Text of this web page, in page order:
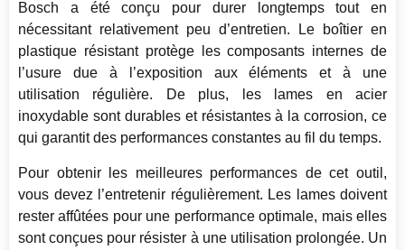
Bosch a été conçu pour durer longtemps tout en
nécessitant relativement peu d’entretien. Le boîtier en
plastique résistant protège les composants internes de
l’usure due à l’exposition aux éléments et à une
utilisation régulière. De plus, les lames en acier
inoxydable sont durables et résistantes à la corrosion, ce
qui garantit des performances constantes au fil du temps.
Pour obtenir les meilleures performances de cet outil,
vous devez l’entretenir régulièrement. Les lames doivent
rester affûtées pour une performance optimale, mais elles
sont conçues pour résister à une utilisation prolongée. Un